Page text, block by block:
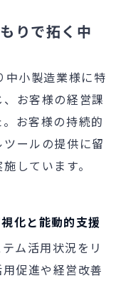
りで拓く中
中小製造業様に特
お客様の経営課
お客様の持続的
ールの提供に留
しています。
化と能動的支援
ム活用状況をリ
促進や経営改善